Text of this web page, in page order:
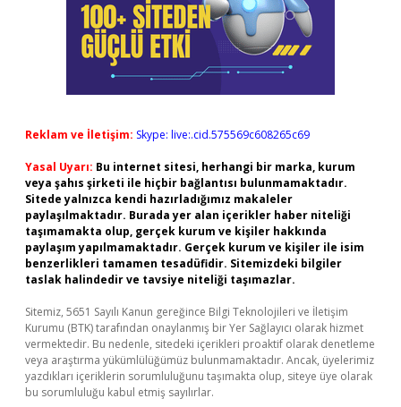
Reklam ve İletişim: Skype: live:.cid.575569c608265c69
Yasal Uyarı: Bu internet sitesi, herhangi bir marka, kurum
veya şahıs şirketi ile hiçbir bağlantısı bulunmamaktadır.
Sitede yalnızca kendi hazırladığımız makaleler
paylaşılmaktadır. Burada yer alan içerikler haber niteliği
taşımamakta olup, gerçek kurum ve kişiler hakkında
paylaşım yapılmamaktadır. Gerçek kurum ve kişiler ile isim
benzerlikleri tamamen tesadüfidir. Sitemizdeki bilgiler
taslak halindedir ve tavsiye niteliği taşımazlar.
Sitemiz, 5651 Sayılı Kanun gereğince Bilgi Teknolojileri ve İletişim
Kurumu (BTK) tarafından onaylanmış bir Yer Sağlayıcı olarak hizmet
vermektedir. Bu nedenle, sitedeki içerikleri proaktif olarak denetleme
veya araştırma yükümlülüğümüz bulunmamaktadır. Ancak, üyelerimiz
yazdıkları içeriklerin sorumluluğunu taşımakta olup, siteye üye olarak
bu sorumluluğu kabul etmiş sayılırlar.